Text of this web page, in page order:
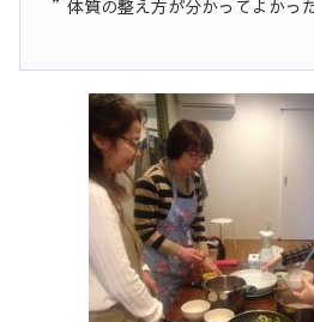
”体質の整え方が分かってよかっ